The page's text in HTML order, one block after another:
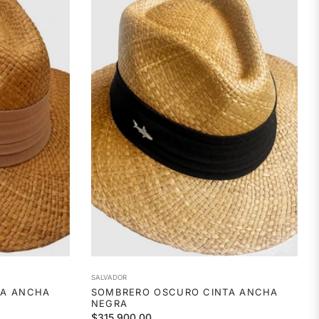
ANCHA
SALVADOR
SOMBRERO OSCURO CINTA ANCHA
NEGRA
Precio